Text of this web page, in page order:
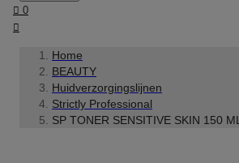
 0

Home
BEAUTY
Huidverzorgingslijnen
Strictly Professional
SP TONER SENSITIVE SKIN 150 ML